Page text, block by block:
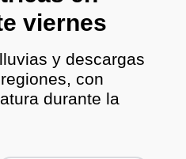
viernes
y descargas
con
durante la